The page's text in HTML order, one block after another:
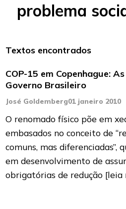
problema
Textos encontrados
COP-15 em Copenhague:
Governo Brasileiro
José Goldemberg01 janeiro 2010
O renomado físico põe em
embasados no conceito de
comuns, mas diferenciadas”,
em desenvolvimento de
obrigatórias de redução [leia